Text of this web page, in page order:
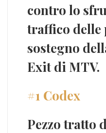
contro lo
traffico delle
sostegno
Exit di MTV.
#1 Codex
Pezzo tratto